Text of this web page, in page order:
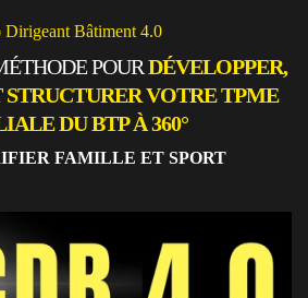
Dirigeant Bâtiment 4.0
POURDÉVELOPPER,
VOTRE TPME
DU BTP À 360°
FAMILLE ET SPORT